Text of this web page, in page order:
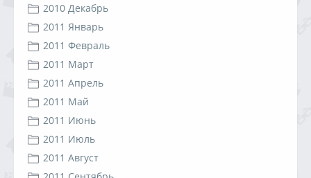
2010 Декабрь
2011 Январь
2011 Февраль
2011 Март
2011 Апрель
2011 Май
2011 Июнь
2011 Июль
2011 Август